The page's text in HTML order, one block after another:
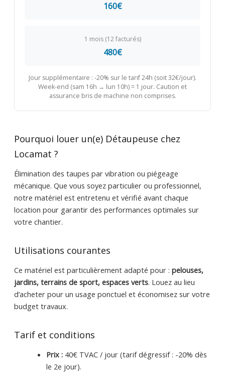
160€
1 mois (12 facturés)
480€
Jour supplémentaire : -20% sur le tarif 24h (soit 32€/jour).
Week-end (sam 16h → lun 10h) = 1 jour. Caution et
assurance bris de machine non comprises.
Pourquoi louer un(e) Détaupeuse chez
Locamat ?
Élimination des taupes par vibration ou piégeage
mécanique. Que vous soyez particulier ou professionnel,
notre matériel est entretenu et vérifié avant chaque
location pour garantir des performances optimales sur
votre chantier.
Utilisations courantes
Ce matériel est particulièrement adapté pour : pelouses,
jardins, terrains de sport, espaces verts. Louez au lieu
d’acheter pour un usage ponctuel et économisez sur votre
budget travaux.
Tarif et conditions
Prix :40€ TVAC / jour (tarif dégressif : -20% dès
le 2e jour).